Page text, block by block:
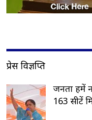
प्रेस विज्ञप्ति
जनता हमें
163 सीटें